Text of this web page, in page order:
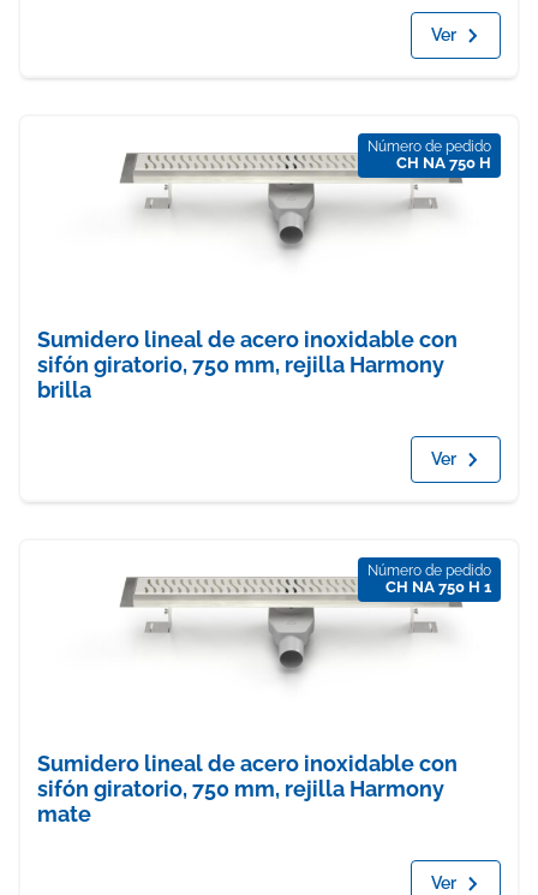
Ver
Número de pedido
CH NA 750 H
Sumidero lineal de acero inoxidable con
sifón giratorio, 750 mm, rejilla Harmony
brilla
Ver
Número de pedido
CH NA 750 H 1
Sumidero lineal de acero inoxidable con
sifón giratorio, 750 mm, rejilla Harmony
mate
Ver